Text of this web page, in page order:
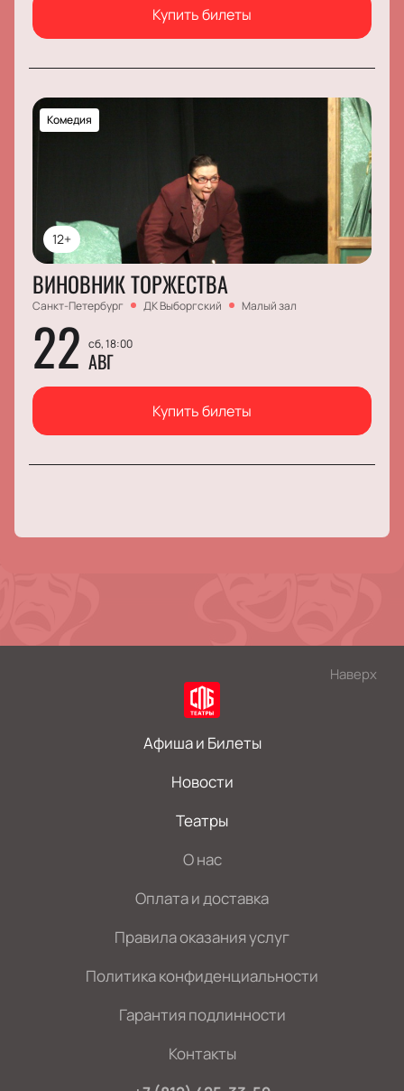
Купить билеты
12+
Комедия
ВИНОВНИК ТОРЖЕСТВА
Санкт-Петербург ДК Выборгский Малый зал
22 сб, 18:00
АВГ
Купить билеты
Наверх
Афиша и Билеты
Новости
Театры
О нас
Оплата и доставка
Правила оказания услуг
Политика конфиденциальности
Гарантия подлинности
Контакты